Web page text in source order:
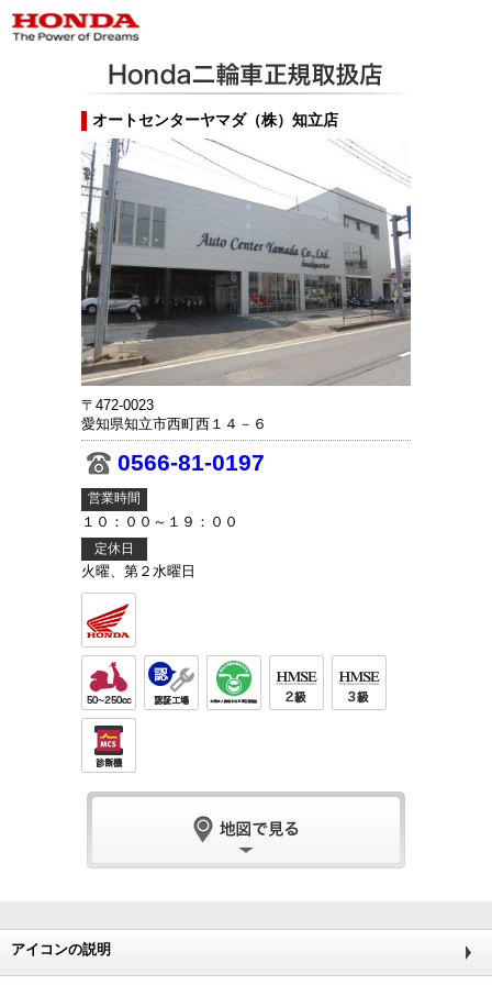
オートセンターヤマダ（株）知立店
〒472-0023
愛知県知立市西町西１４－６
0566-81-0197
営業時間
１０：００～１９：００
定休日
火曜、第２水曜日
アイコンの説明